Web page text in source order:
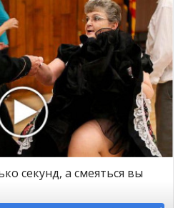
секунд, а смеяться вы